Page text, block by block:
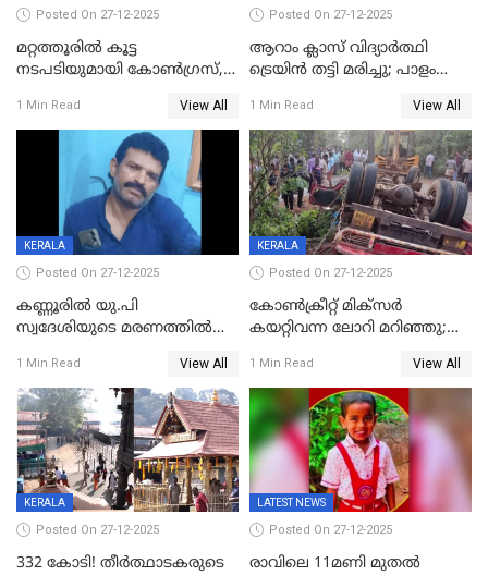
Posted On 27-12-2025
മറ്റത്തൂരിൽ കൂട്ട
നടപടിയുമായി കോണ്‍ഗ്രസ്,
എട്ട് പേര്‍ ഉള്‍പ്പെടെ
പത്തുപേരെ പുറത്താക്കി,
ചൊവ്വന്നൂരിലും നടപടി
1 Min Read View All
Posted On 27-12-2025
ആറാം ക്ലാസ് വിദ്യാർത്ഥി
ട്രെയിൻ തട്ടി മരിച്ചു; പാളം
അപകടം മലപ്പുറത്ത്
1 Min Read View All
KERALA
Posted On 27-12-2025
കണ്ണൂരിൽ യു.പി
സ്വദേശിയുടെ മരണത്തിൽ
കേസ്; തർക്കമുണ്ടായത്
ഫേഷ്യലിന് 300 രൂപ
ആവശ്യപ്പെട്ടതിനെച്ചൊല്ലി
1 Min Read View All
KERALA
Posted On 27-12-2025
കോണ്‍ക്രീറ്റ് മിക്‌സര്‍
കയറ്റിവന്ന ലോറി മറിഞ്ഞു;
അപകടം കണ്ണൂരിൽ
1 Min Read View All
KERALA
Posted On 27-12-2025
332 കോടി! തീർത്ഥാടകരുടെ
LATEST NEWS
Posted On 27-12-2025
രാവിലെ 11മണി മുതൽ